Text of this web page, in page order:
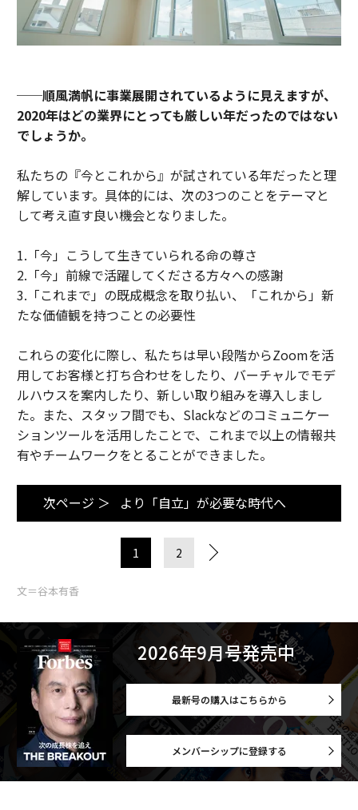
──順風満帆に事業展開されているように見えますが、
2020年はどの業界にとっても厳しい年だったのではない
でしょうか。
私たちの『今とこれから』が試されている年だったと理
解しています。具体的には、次の3つのことをテーマと
して考え直す良い機会となりました。
1.「今」こうして生きていられる命の尊さ
2.「今」前線で活躍してくださる方々への感謝
3.「これまで」の既成概念を取り払い、「これから」新
たな価値観を持つことの必要性
これらの変化に際し、私たちは早い段階からZoomを活
用してお客様と打ち合わせをしたり、バーチャルでモデ
ルハウスを案内したり、新しい取り組みを導入しまし
た。また、スタッフ間でも、Slackなどのコミュニケー
ションツールを活用したことで、これまで以上の情報共
有やチームワークをとることができました。
次ページ ＞ より「自立」が必要な時代へ
1 2
文＝谷本有香
2026年9月号発売中
最新号の購入はこちらから
メンバーシップに登録する